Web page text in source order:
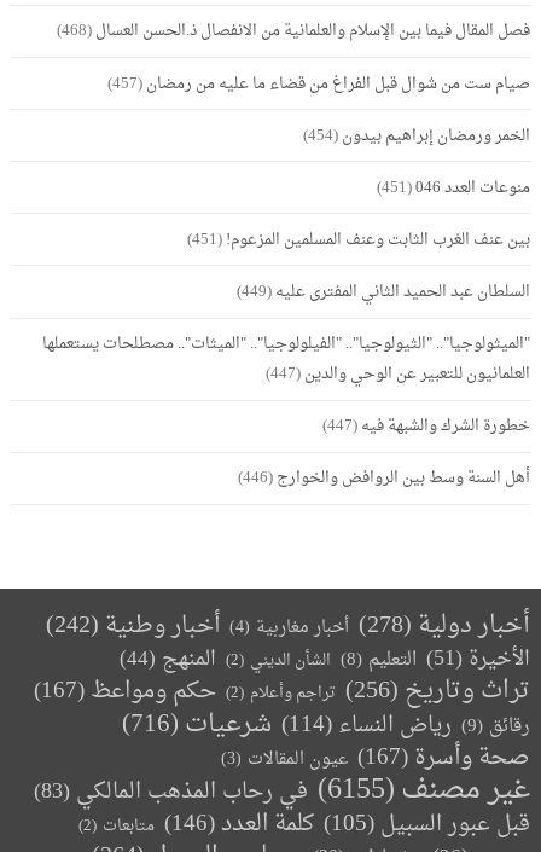
فصل المقال فيما بين الإسلام والعلمانية من الانفصال ذ.الحسن العسال(468)
صيام ست من شوال قبل الفراغ من قضاء ما عليه من رمضان(457)
الخمر ورمضان إبراهيم بيدون(454)
منوعات العدد 046
(451)
بين عنف الغرب الثابت وعنف المسلمين المزعوم!(451)
السلطان عبد الحميد الثاني المفترى عليه(449)
"الميثولوجيا".. "الثيولوجيا".. "الفيلولوجيا".. "الميثات".. مصطلحات يستعملها
العلمانيون للتعبير عن الوحي والدين(447)
خطورة الشرك والشبهة فيه(447)
أهل السنة وسط بين الروافض والخوارج(446)
أخبار دولية (278) أخبار مغاربية (4) أخبار وطنية(242)
الأخيرة (51) التعليم (8) الشأن الديني (2) المنهج (44)
تراث وتاريخ(256) تراجم وأعلام (2) حكم ومواعظ(167)
رقائق (9) رياض النساء(114) شرعيات(716)
صحة وأسرة(167) عيون المقالات (3)
غير مصنف(6155) في رحاب المذهب المالكي (83)
قبل عبور السبيل(105) كلمة العدد(146) متابعات (2)